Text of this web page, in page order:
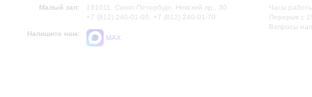
Малый зал:
191011, Санкт-Петербург, Невский пр., 30
+7 (812) 240-01-00, +7 (812) 240-01-70
Напишите нам:
MAX
Часы
Перерыв с
Вопросы